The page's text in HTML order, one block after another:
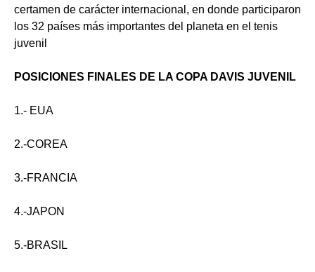
certamen de carácter internacional, en donde participaron
los 32 países más importantes del planeta en el tenis
juvenil
POSICIONES FINALES DE LA COPA DAVIS JUVENIL
1.- EUA
2.-COREA
3.-FRANCIA
4.-JAPON
5.-BRASIL